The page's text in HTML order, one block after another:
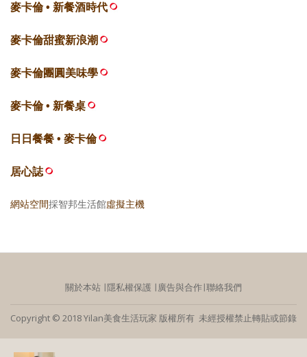
麥卡倫 • 新餐酒時代
麥卡倫甜蜜新浪潮
麥卡倫團圓美味學
麥卡倫 • 新餐桌
日日餐餐 • 麥卡倫
居心誌
網站空間採智邦生活館虛擬主機
關於本站 ∣隱私權保護 ∣ 廣告與合作∣聯絡我們
Copyright © 2018 Yilan美食生活玩家 版權所有 未經授權禁止轉貼或節錄